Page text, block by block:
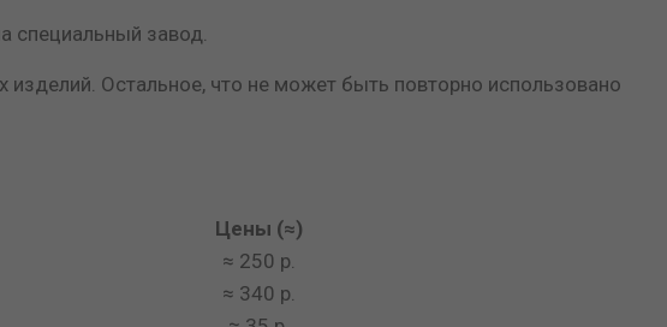
специальный завод.
Остальное, что не может быть повторно использовано
Цены (≈)
≈ 250 р.
≈ 340 р.